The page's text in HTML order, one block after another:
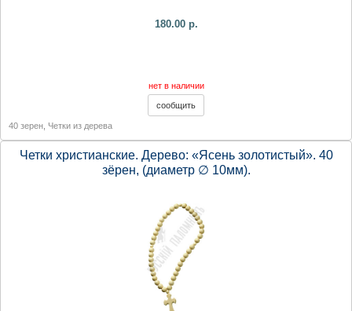
180.00 р.
нет в наличии
40 зерен Четки из дерева
Четки христианские. Дерево: «Ясень золотистый». 40
зёрен, (диаметр ∅ 10мм).